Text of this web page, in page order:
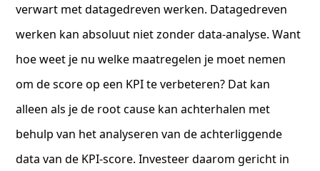
verwart met datagedreven werken. Datagedreven
werken kan absoluut niet zonder data-analyse. Want
hoe weet je nu welke maatregelen je moet nemen
om de score op een KPI te verbeteren? Dat kan
alleen als je de root cause kan achterhalen met
behulp van het analyseren van de achterliggende
data van de KPI-score. Investeer daarom gericht in